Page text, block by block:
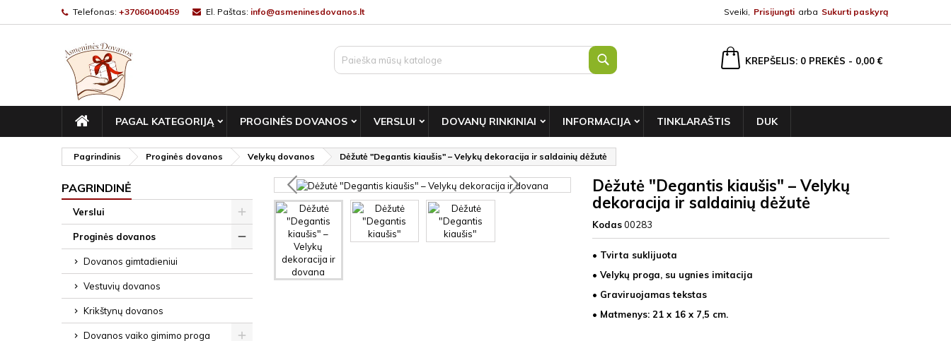
Telefonas: +37060400459 El. Paštas: info@asmeninesdovanos.lt Sveiki, Prisijungti arba Sukurti paskyrą
KREPŠELIS 0 PREKĖS - 0,00 €
PAGRINDINIS
PAGAL KATEGORIJĄ PROGINĖS DOVANOS VERSLUI DOVANŲ RINKINIAI INFORMACIJA TINKLARAŠTIS DUK
Pagrindinis Proginės dovanos Velykų dovanos Dėžutė "Degantis kiaušis" – Velykų dekoracija ir saldainių dėžutė
PAGRINDINĖ
Verslui
Proginės dovanos
Dovanos gimtadieniui
Vestuvių dovanos
Krikštynų dovanos
Dovanos vaiko gimimo proga
Dėžutė "Degantis kiaušis" – Velykų
dekoracija ir saldainių dėžutė
Kodas00283
• Tvirta suklijuota
• Velykų proga, su ugnies imitacija
• Graviruojamas tekstas
• Matmenys: 21 x 16 x 7,5 cm.